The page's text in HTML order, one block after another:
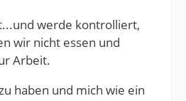
werde kontrolliert,
wir nicht essen und
Arbeit.
haben und mich wie ein